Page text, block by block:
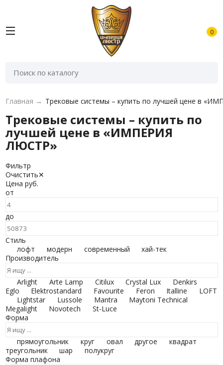
0
Главная → Трековые системы – купить по лучшей цене в
Трековые системы – купить по
лучшей цене в «ИМПЕРИЯ
ЛЮСТР»
Фильтр
Очистить✕
Цена руб.
от
до
Стиль
лофт
модерн современный
хай-тек
Производитель
Arlight Arte Lamp Citilux Crystal Lux
Denkirs
Eglo
Elektrostandard Favourite Feron Italline
LOFT
Lightstar
Lussole Mantra
Maytoni Technical
Megalight
Novotech
St-Luce
Форма
прямоугольник круг овал другое
квадрат
треугольник
шар
полукруг
Форма плафона